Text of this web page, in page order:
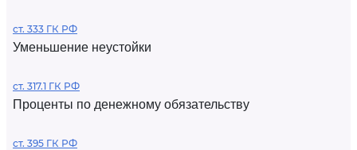
ст. 333 ГК РФ
Уменьшение неустойки
ст. 317.1 ГК РФ
Проценты по денежному обязательству
ст. 395 ГК РФ